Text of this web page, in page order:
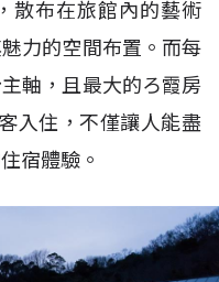
散布在旅館內的藝術
力的空間布置。而每
軸，且最大的ろ霞房
入住，不僅讓人能盡
宿體驗。